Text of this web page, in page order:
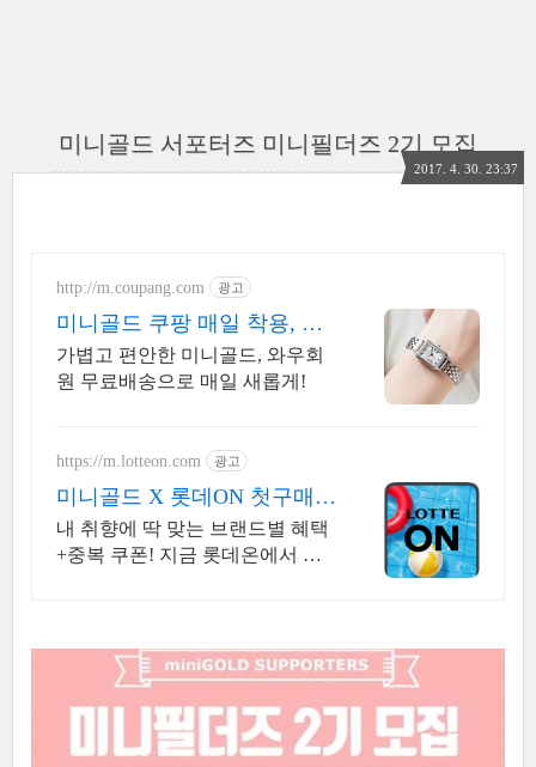
미니골드 서포터즈 미니필더즈 2기 모집
2017. 4. 30. 23:37
http://m.coupang.com 광고
미니골드 쿠팡 매일 착용, 편
안한 데일리
가볍고 편안한 미니골드, 와우회
원 무료배송으로 매일 새롭게!
https://m.lotteon.com 광고
미니골드 X 롯데ON 첫구매
최대 5천원 혜택!
내 취향에 딱 맞는 브랜드별 혜택
+중복 쿠폰! 지금 롯데온에서 만